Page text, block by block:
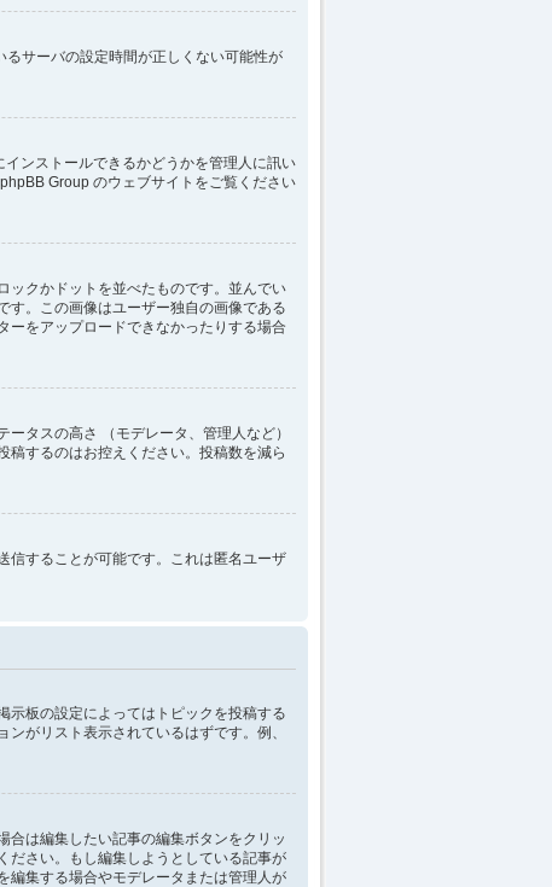
サーバの設定時間が正しくない可能性が
ンストールできるかどうかを管理人に訊い
Group のウェブサイトをご覧ください
ックかドットを並べたものです。並んでい
す。この画像はユーザー独自の画像である
ーをアップロードできなかったりする場合
タスの高さ （モデレータ、管理人など）
稿するのはお控えください。投稿数を減ら
信することが可能です。これは匿名ユーザ
示板の設定によってはトピックを投稿する
がリスト表示されているはずです。例、
合は編集したい記事の編集ボタンをクリッ
ださい。もし編集しようとしている記事が
編集する場合やモデレータまたは管理人が